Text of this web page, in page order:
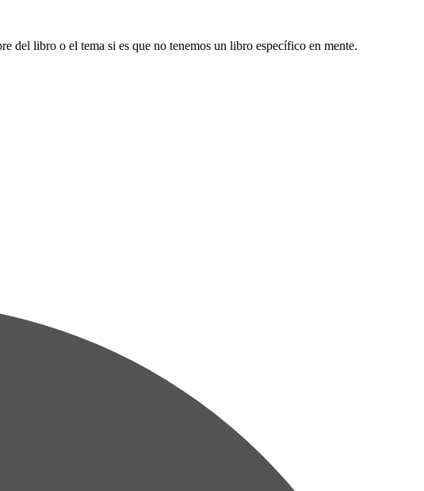
del libro o el tema si es que no tenemos un libro específico en mente.